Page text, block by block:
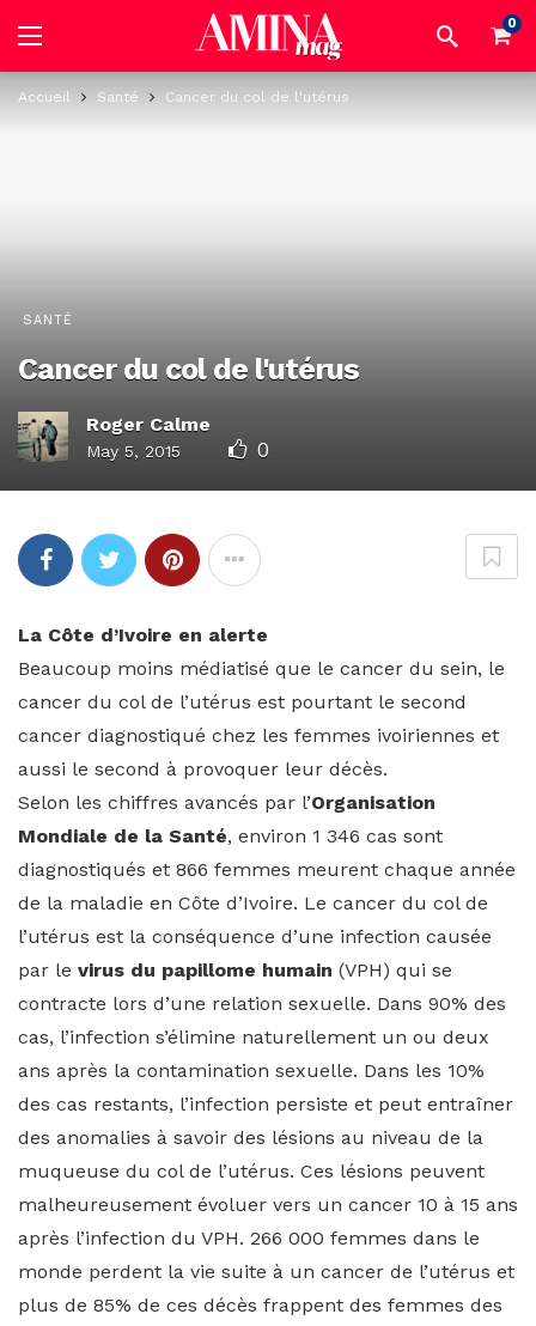
0
Accueil Santé Cancer du col de l'utérus
SANTÉ
Cancer du col de l'utérus
Roger Calme
May 5, 2015 0
La Côte d’Ivoire en alerte
Beaucoup moins médiatisé que le cancer du sein, le
cancer du col de l’utérus est pourtant le second
cancer diagnostiqué chez les femmes ivoiriennes et
aussi le second à provoquer leur décès.
Selon les chiffres avancés par l’Organisation
Mondiale de la Santé, environ 1 346 cas sont
diagnostiqués et 866 femmes meurent chaque année
de la maladie en Côte d’Ivoire. Le cancer du col de
l’utérus est la conséquence d’une infection causée
par le virus du papillome humain (VPH) qui se
contracte lors d’une relation sexuelle. Dans 90% des
cas, l’infection s’élimine naturellement un ou deux
ans après la contamination sexuelle. Dans les 10%
des cas restants, l’infection persiste et peut entraîner
des anomalies à savoir des lésions au niveau de la
muqueuse du col de l’utérus. Ces lésions peuvent
malheureusement évoluer vers un cancer 10 à 15 ans
après l’infection du VPH. 266 000 femmes dans le
monde perdent la vie suite à un cancer de l’utérus et
plus de 85% de ces décès frappent des femmes des